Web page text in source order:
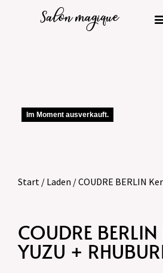
Salon magique
Im Moment ausverkauft.
Start / Laden / COUDRE BERLIN
COUDRE BERLIN
YUZU +